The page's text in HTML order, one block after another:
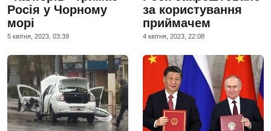
Росія у Чорному
морі
5 квiтня, 2023, 03:39
за користування
приймачем
4 квiтня, 2023, 22:08